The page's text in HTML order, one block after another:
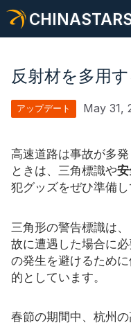
反射材・テープ
ファッション反射生
安全服
工業用ウォッシュト
CHINASTARS につ
反射材を多用す
アップデート May 31,
高速道路は事故が多
ときは、三角標識や安
犯グッズをぜひ準備し
三角形の警告標識は
故に遭遇した場合に
の発生を避けるため
的としています。
春節の期間中、杭州